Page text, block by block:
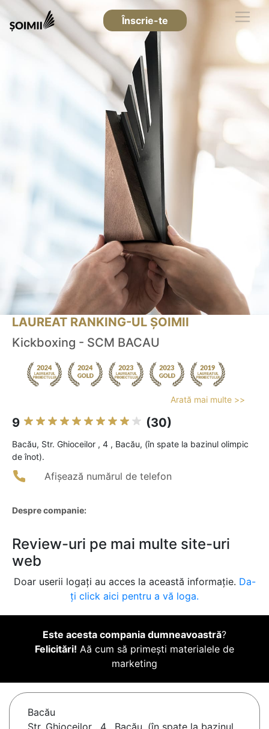
Înscrie-te
LAUREAT RANKING-UL ȘOIMII
Kickboxing - SCM BACAU
Arată mai multe >>
9 (30)
Bacău, Str. Ghioceilor , 4 , Bacău, (în spate la bazinul olimpic
de înot).
Afișează numărul de telefon
Despre companie:
Review-uri pe mai multe site-uri
web
Doar userii logați au acces la această informație. Da-
ți click aici pentru a vă loga.
Este acesta compania dumneavoastră?
Felicitări! Aă cum să primești materialele de
marketing
Bacău